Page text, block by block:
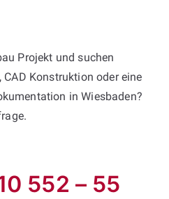
Projekt und suchen
Konstruktion oder eine
in Wiesbaden?
552 – 55